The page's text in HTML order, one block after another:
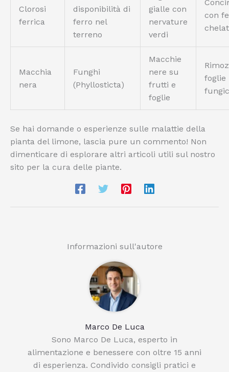
Clorosi
ferrica
disponibilità di
ferro nel
terreno
gialle con
nervature
verdi
con
Macchia
nera
Funghi
(Phyllosticta)
Macchie
nere su
frutti e
foglie
foglie
Se hai domande o esperienze sulle malattie della
pianta del limone, lascia pure un commento! Non
dimenticare di esplorare altri articoli utili sul nostro
sito per la cura delle piante.
Informazioni sull'autore
Marco De Luca
Sono Marco De Luca, esperto in
alimentazione e benessere con oltre 15 anni
di esperienza. Condivido consigli pratici e